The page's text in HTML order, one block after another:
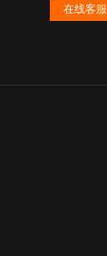
在线客服